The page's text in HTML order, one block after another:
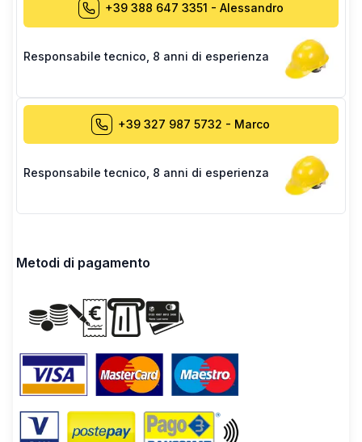
+39 388 647 3351 - Alessandro
Responsabile tecnico 8 anni di esperienza
+39 327 987 5732 - Marco
Responsabile tecnico 8 anni di esperienza
Metodi di pagamento